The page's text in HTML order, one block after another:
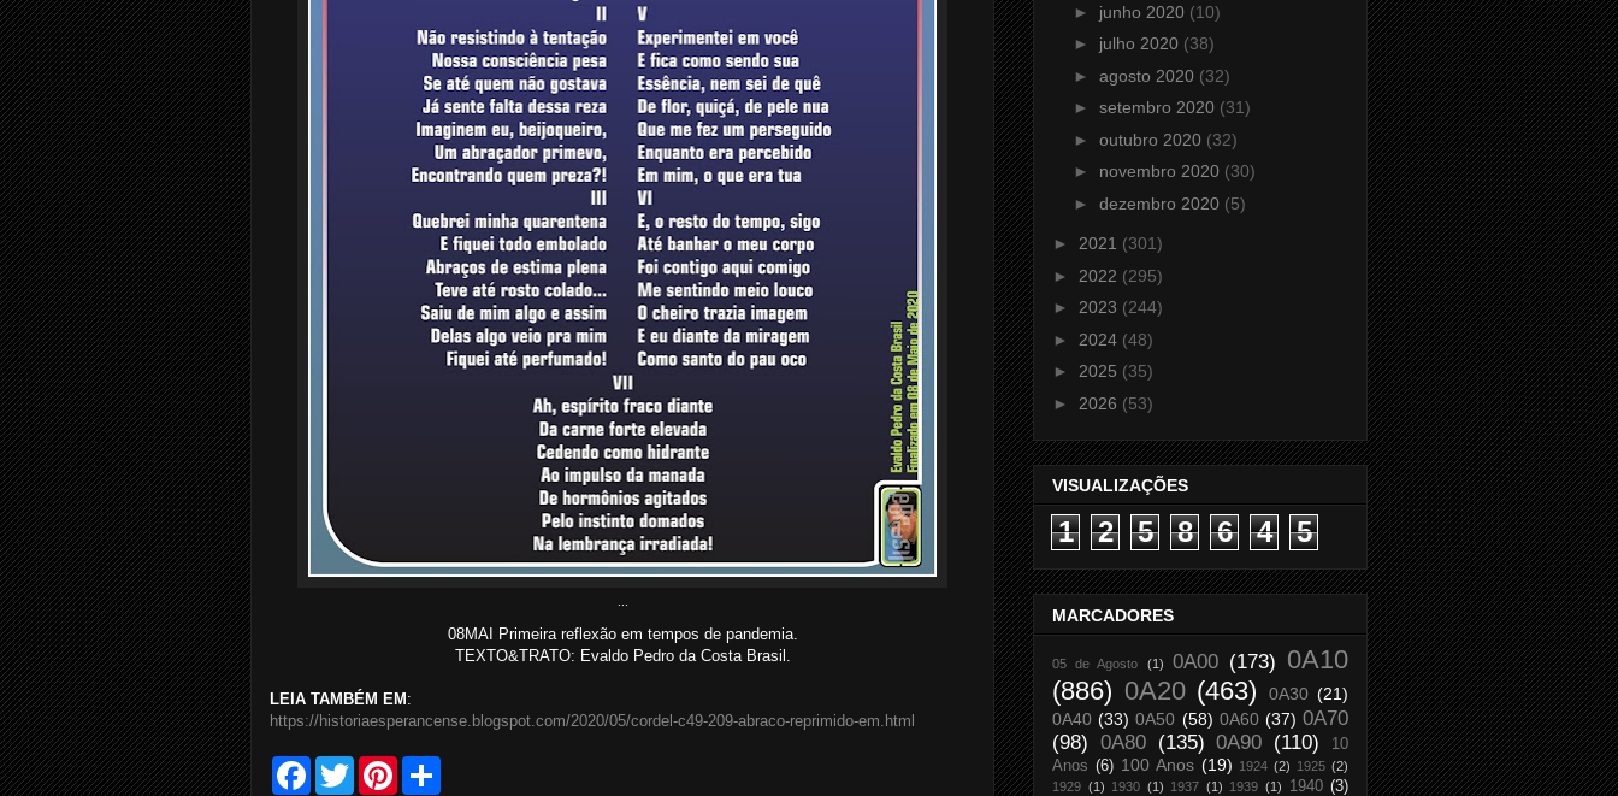
...
08MAI Primeira reflexão em tempos de pandemia.
TEXTO&TRATO: Evaldo Pedro da Costa Brasil.
LEIA TAMBÉM EM :
https://historiaesperancense.blogspot.com/2020/05/cordel-c49-209-abraco-reprimido-em.html
F
T
w
P
► junho 2020 (10)
► julho 2020 (38)
► agosto 2020 (32)
► setembro 2020 (31)
► outubro 2020 (32)
► novembro 2020 (30)
► dezembro 2020 (5)
► 2021 (301)
► 2022 (295)
► 2023 (244)
► 2024 (48)
► 2025 (35)
► 2026 (53)
VISUALIZAÇÕES
1 2 5 8 6 4 5
MARCADORES
05 de Agosto (1) 0A00 (173) 0A10
(886) 0A20 (463) 0A30 (21)
0A40 (33) 0A50 (58) 0A60 (37) 0A70
(98) 0A80 (135) 0A90 (110)
10
Anos (6) 100 Anos (19) 1924 (2) 1925 (2)
1929 (1) 1930 (1) 1937 (1) 1939 (1) 1940 (3)